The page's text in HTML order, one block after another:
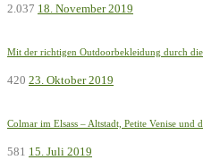
2.037 18. November 2019
Mit der richtigen Outdoorbekleidung durch
420 23. Oktober 2019
Colmar im Elsass – Altstadt, Petite Venise und
581 15. Juli 2019